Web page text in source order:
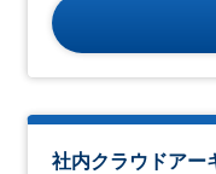
社内クラウドアー